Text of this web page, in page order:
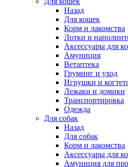
Назад
Для кошек
Корм и лакомства
Лотки и
Аксессуары для
Амуниция
Ветаптека
Груминг и уход
Игрушки и
Лежаки и домики
Транспортировка
Одежда
Для собак
Назад
Для собак
Корм и лакомства
Аксессуары для
Амуниция для